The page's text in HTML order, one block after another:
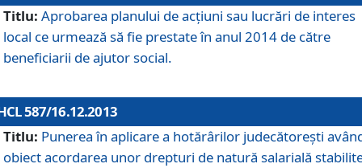
Titlu: Aprobarea planului de acţiuni sau lucrări de interes
local ce urmează să fie prestate în anul 2014 de către
beneficiarii de ajutor social.
587/16.12.2013
Titlu: Punerea în aplicare a hotărârilor judecătoreşti
obiect acordarea unor drepturi de natură salarială